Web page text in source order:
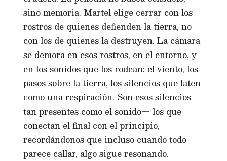
sino memoria. Martel elige cerrar con los
rostros de quienes defienden la tierra, no
con los de quienes la destruyen. La cámara
se demora en esos rostros, en el entorno, y
en los sonidos que los rodean: el viento, los
pasos sobre la tierra, los silencios que laten
como una respiración. Son esos silencios —
tan presentes como el sonido— los que
conectan el final con el principio,
recordándonos que incluso cuando todo
parece callar, algo sigue resonando.